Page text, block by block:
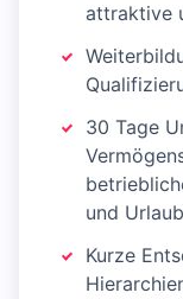
attraktive
30 Tage
und
Kurze